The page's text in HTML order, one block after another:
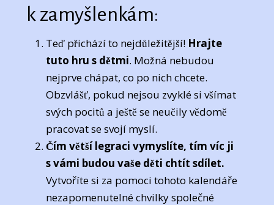
k zamyšlenkám:
Teď přichází to nejdůležitější! Hrajte
tuto hru s dětmi. Možná nebudou
nejprve chápat, co po nich chcete.
Obzvlášť, pokud nejsou zvyklé si všímat
svých pocitů a ještě se neučily vědomě
pracovat se svojí myslí.
Čím větší legraci vymyslíte, tím víc ji
s vámi budou vaše děti chtít sdílet.
Vytvoříte si za pomoci tohoto kalendáře
nezapomenutelné chvilky společné